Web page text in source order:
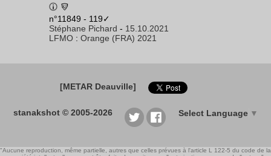
n°11849 - 119✓
Stéphane Pichard - 15.10.2021
LFMO : Orange (FRA) 2021
[METAR Deauville]
stanakshot © 2005-2026 Select Language ▼
"Aucune reproduction, même partielle, autres que celles prévues à l'article L 122-5 du code de la